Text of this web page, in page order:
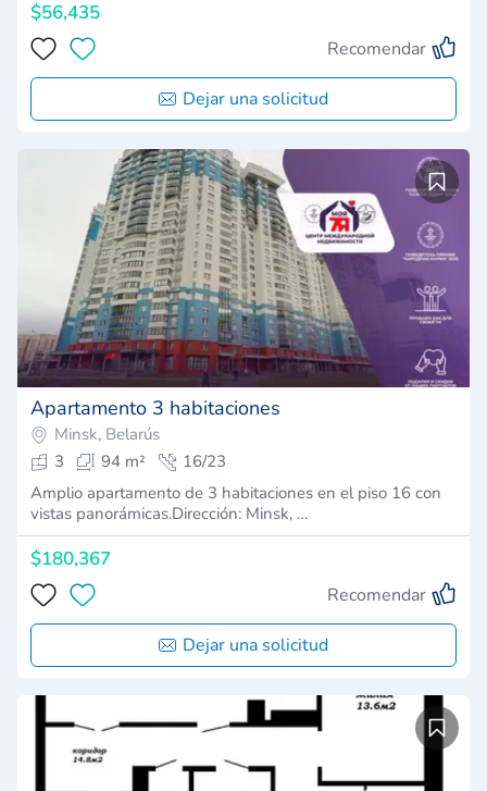
$56,435
Recomendar
Dejar una solicitud
Apartamento 3 habitaciones
Minsk, Belarús
3
94 m²
16/23
Amplio apartamento de 3 habitaciones en el piso 16 con
vistas panorámicas.Dirección: Minsk, …
$180,367
Recomendar
Dejar una solicitud